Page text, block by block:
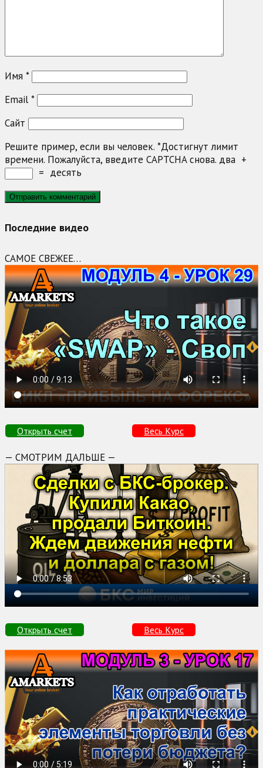
Имя *
Email *
Сайт
Решите пример, если вы человек. *Достигнут лимит
времени. Пожалуйста, введите CAPTCHA снова. два +
= десять
Последние видео
САМОЕ СВЕЖЕЕ…
Открыть счет Весь Курс
— СМОТРИМ ДАЛЬШЕ —
Открыть счет Весь Курс